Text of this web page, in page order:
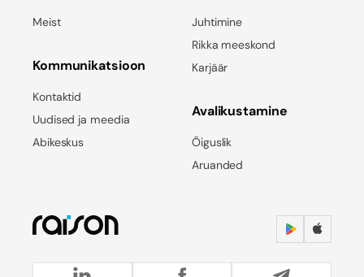
Meist
Kommunikatsioon
Kontaktid
Uudised ja meedia
Abikeskus
Juhtimine
Rikka meeskond
Karjäär
Avalikustamine
Õiguslik
Aruanded